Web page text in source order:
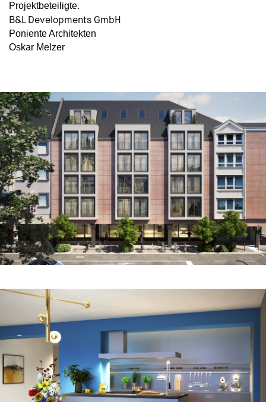
Projektbeteiligte.
B&L Developments GmbH
Poniente Architekten
Oskar Melzer